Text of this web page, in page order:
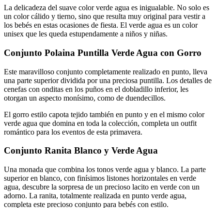
La delicadeza del suave color verde agua es inigualable. No solo es
un color cálido y tierno, sino que resulta muy original para vestir a
los bebés en estas ocasiones de fiesta. El verde agua es un color
unisex que les queda estupendamente a niños y niñas.
Conjunto Polaina Puntilla Verde Agua con Gorro
Este maravilloso conjunto completamente realizado en punto, lleva
una parte superior dividida por una preciosa puntilla. Los detalles de
cenefas con onditas en los puños en el dobladillo inferior, les
otorgan un aspecto monísimo, como de duendecillos.
El gorro estilo capota tejido también en punto y en el mismo color
verde agua que domina en toda la colección, completa un outfit
romántico para los eventos de esta primavera.
Conjunto Ranita Blanco y Verde Agua
Una monada que combina los tonos verde agua y blanco. La parte
superior en blanco, con finísimos listones horizontales en verde
agua, descubre la sorpresa de un precioso lacito en verde con un
adorno. La ranita, totalmente realizada en punto verde agua,
completa este precioso conjunto para bebés con estilo.